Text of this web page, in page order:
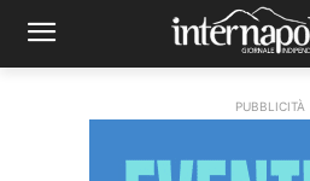
PUBBLICITÀ